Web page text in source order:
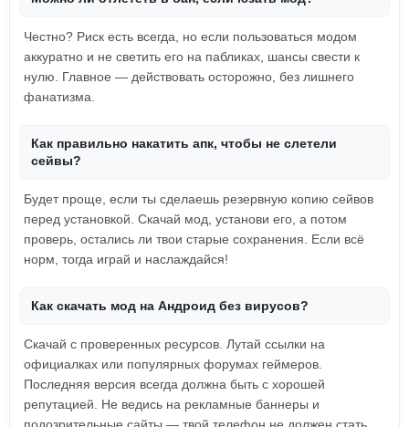
Честно? Риск есть всегда, но если пользоваться модом
аккуратно и не светить его на пабликах, шансы свести к
нулю. Главное — действовать осторожно, без лишнего
фанатизма.
Как правильно накатить апк, чтобы не слетели
сейвы?
Будет проще, если ты сделаешь резервную копию сейвов
перед установкой. Скачай мод, установи его, а потом
проверь, остались ли твои старые сохранения. Если всё
норм, тогда играй и наслаждайся!
Как скачать мод на Андроид без вирусов?
Скачай с проверенных ресурсов. Лутай ссылки на
официалках или популярных форумах геймеров.
Последняя версия всегда должна быть с хорошей
репутацией. Не ведись на рекламные баннеры и